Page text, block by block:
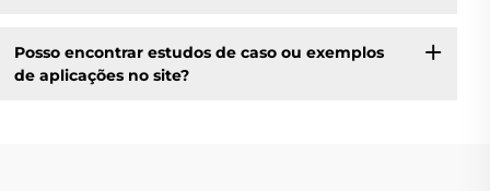
Posso encontrar estudos de caso ou exemplos
de aplicações no site?